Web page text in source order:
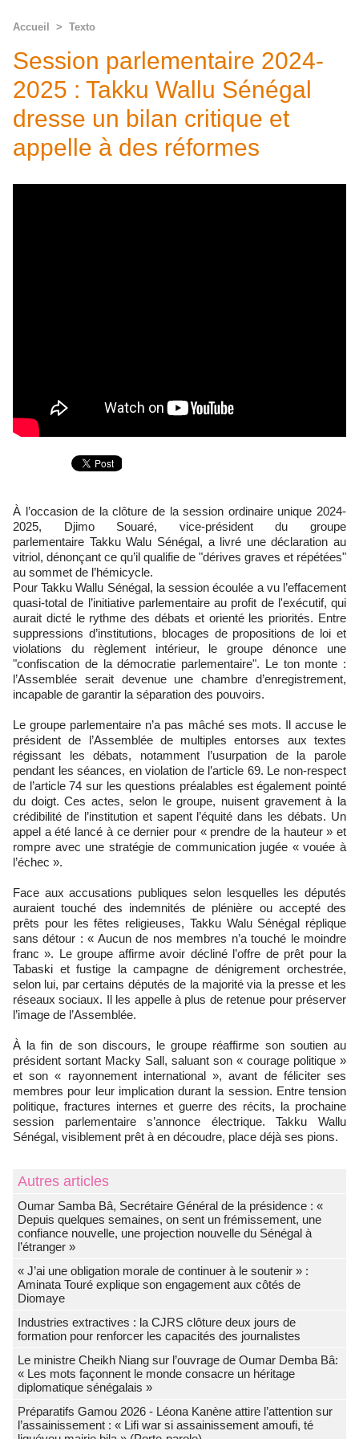
Accueil > Texto
Session parlementaire 2024-
2025 : Takku Wallu Sénégal
dresse un bilan critique et
appelle à des réformes
À l’occasion de la clôture de la session ordinaire unique 2024-
2025, Djimo Souaré, vice-président du groupe
parlementaire Takku Walu Sénégal, a livré une déclaration au
vitriol, dénonçant ce qu’il qualifie de "dérives graves et répétées"
au sommet de l’hémicycle.
Pour Takku Wallu Sénégal, la session écoulée a vu l’effacement
quasi-total de l’initiative parlementaire au profit de l'exécutif, qui
aurait dicté le rythme des débats et orienté les priorités. Entre
suppressions d’institutions, blocages de propositions de loi et
violations du règlement intérieur, le groupe dénonce une
"confiscation de la démocratie parlementaire". Le ton monte :
l’Assemblée serait devenue une chambre d’enregistrement,
incapable de garantir la séparation des pouvoirs.
Le groupe parlementaire n’a pas mâché ses mots. Il accuse le
président de l’Assemblée de multiples entorses aux textes
régissant les débats, notamment l’usurpation de la parole
pendant les séances, en violation de l’article 69. Le non-respect
de l’article 74 sur les questions préalables est également pointé
du doigt. Ces actes, selon le groupe, nuisent gravement à la
crédibilité de l’institution et sapent l’équité dans les débats. Un
appel a été lancé à ce dernier pour « prendre de la hauteur » et
rompre avec une stratégie de communication jugée « vouée à
l’échec ».
Face aux accusations publiques selon lesquelles les députés
auraient touché des indemnités de plénière ou accepté des
prêts pour les fêtes religieuses, Takku Walu Sénégal réplique
sans détour : « Aucun de nos membres n’a touché le moindre
franc ». Le groupe affirme avoir décliné l’offre de prêt pour la
Tabaski et fustige la campagne de dénigrement orchestrée,
selon lui, par certains députés de la majorité via la presse et les
réseaux sociaux. Il les appelle à plus de retenue pour préserver
l’image de l’Assemblée.
À la fin de son discours, le groupe réaffirme son soutien au
président sortant Macky Sall, saluant son « courage politique »
et son « rayonnement international », avant de féliciter ses
membres pour leur implication durant la session. Entre tension
politique, fractures internes et guerre des récits, la prochaine
session parlementaire s’annonce électrique. Takku Wallu
Sénégal, visiblement prêt à en découdre, place déjà ses pions.
Autres articles
Oumar Samba Bâ, Secrétaire Général de la présidence : «
Depuis quelques semaines, on sent un frémissement, une
confiance nouvelle, une projection nouvelle du Sénégal à
l’étranger »
« J’ai une obligation morale de continuer à le soutenir » :
Aminata Touré explique son engagement aux côtés de
Diomaye
Industries extractives : la CJRS clôture deux jours de
formation pour renforcer les capacités des journalistes
Le ministre Cheikh Niang sur l’ouvrage de Oumar Demba Bâ:
« Les mots façonnent le monde consacre un héritage
diplomatique sénégalais »
Préparatifs Gamou 2026 - Léona Kanène attire l’attention sur
l’assainissement : « Lifi war si assainissement amoufi, té